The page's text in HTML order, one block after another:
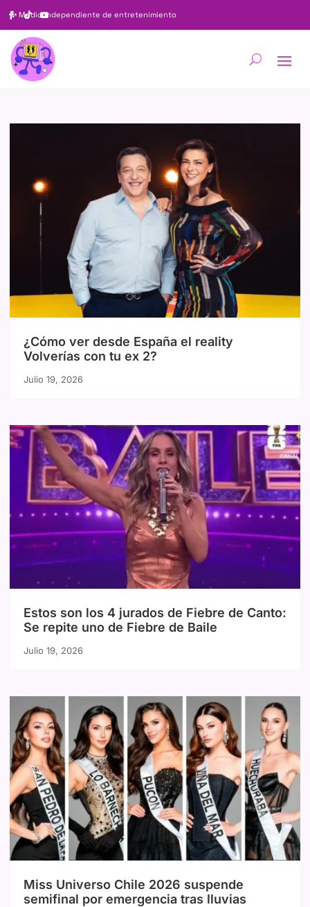
✨ Medio independiente de entretenimiento
¿Cómo ver desde España el reality
Volverías con tu ex 2?
Julio 19, 2026
Estos son los 4 jurados de Fiebre de Canto:
Se repite uno de Fiebre de Baile
Julio 19, 2026
Miss Universo Chile 2026 suspende
semifinal por emergencia tras lluvias